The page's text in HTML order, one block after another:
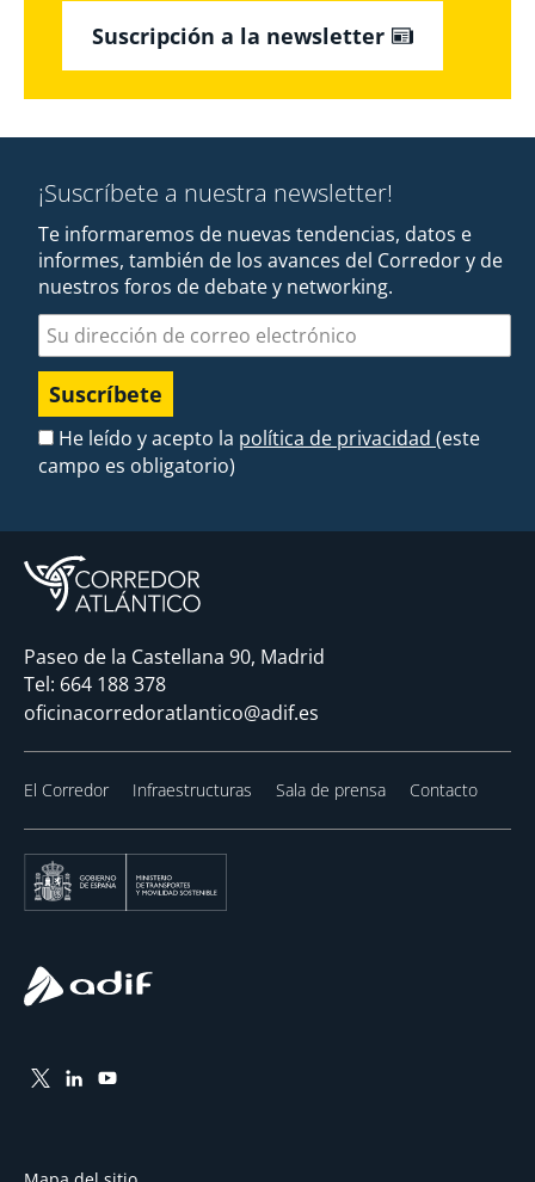
Suscripción a la newsletter
¡Suscríbete a nuestra newsletter!
Te informaremos de nuevas tendencias, datos e
informes, también de los avances del Corredor y de
nuestros foros de debate y networking.
Dirección de correo electrónico
He leído y acepto la política de privacidad (este
campo es obligatorio)
Paseo de la Castellana 90, Madrid
Tel: 664 188 378
oficinacorredoratlantico@adif.es
El Corredor Infraestructuras Sala de prensa Contacto